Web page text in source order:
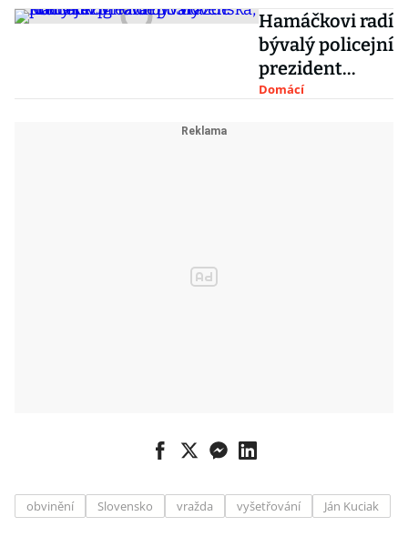
Hamáčkovi radí
bývalý policejní
prezident
Slovenska,
Domácí
obvinění Slovensko vražda vyšetřování Ján Kuciak